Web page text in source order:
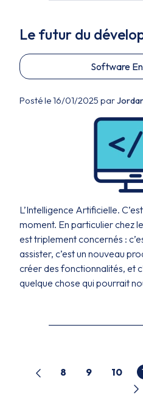
Le futur du
Software
Posté le 16/01/2025 par
L’Intelligence Artificielle.
moment. En particulier chez
est triplement concernés :
assister, c’est un nouveau
créer des fonctionnalités, et
quelque chose qui pourrait
8 9 10